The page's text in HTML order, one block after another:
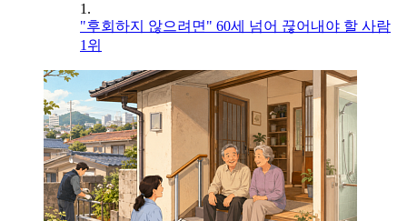
1.
"후회하지 않으려면" 60세 넘어 끊어내야 할 사람
1위